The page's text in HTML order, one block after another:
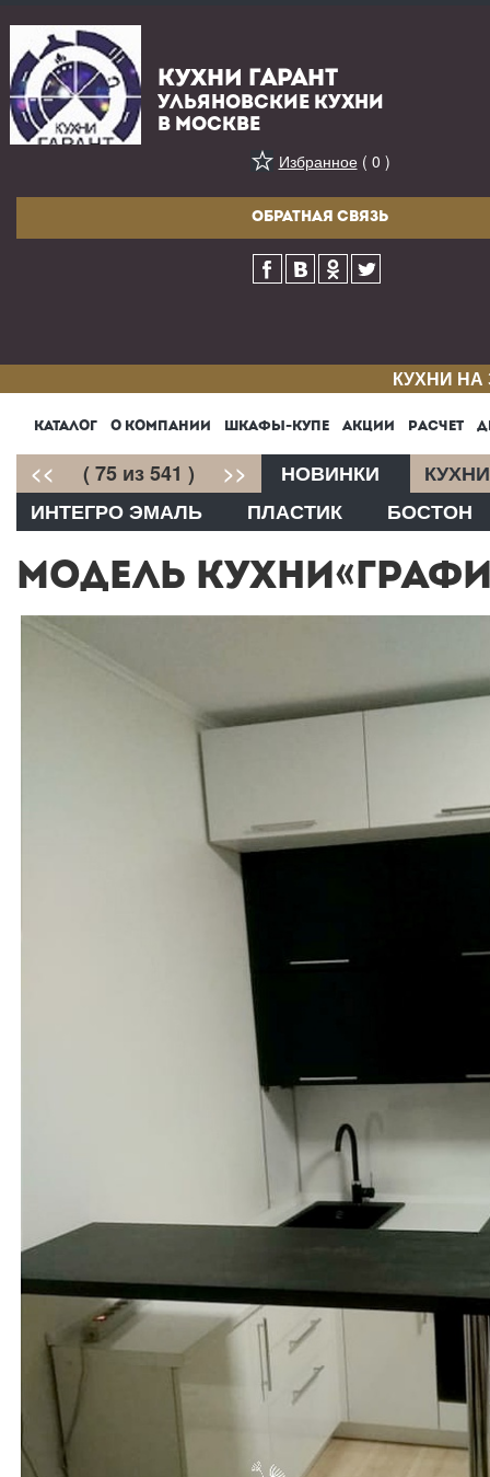
КУХНИ ГАРАНТ
УЛЬЯНОВСКИЕ КУХНИ
В МОСКВЕ
Избранное( 0 )
ОБРАТНАЯ СВЯЗЬ
КУХНИ
КАТАЛОГ О КОМПАНИИ ШКАФЫ-КУПЕ АКЦИИ РАСЧЕТ
<< ( 75 из 541 ) >> НОВИНКИ
КУХНИ
ИНТЕГРО ЭМАЛЬ
ПЛАСТИК БОСТОН
МОДЕЛЬ